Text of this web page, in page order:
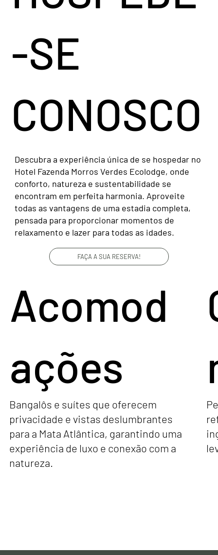
-SE
CONOSCO
Descubra a experiência única de se hospedar no
Hotel Fazenda Morros Verdes Ecolodge, onde
conforto, natureza e sustentabilidade se
encontram em perfeita harmonia. Aproveite
todas as vantagens de uma estadia completa,
pensada para proporcionar momentos de
relaxamento e lazer para todas as idades.
FAÇA A SUA RESERVA!
Acomod
ações
Bangalôs e suítes que oferecem
privacidade e vistas deslumbrantes
para a Mata Atlântica, garantindo uma
experiência de luxo e conexão com a
natureza.